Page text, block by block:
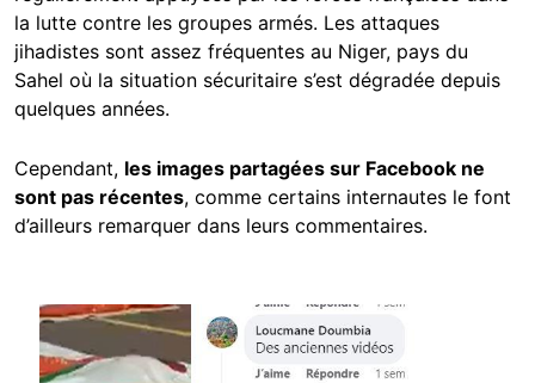
la lutte contre les groupes armés. Les attaques
jihadistes sont assez fréquentes au Niger, pays du
Sahel où la situation sécuritaire s’est dégradée depuis
quelques années.
Cependant, les images partagées sur Facebook ne
sont pas récentes, comme certains internautes le font
d’ailleurs remarquer dans leurs commentaires.
Image